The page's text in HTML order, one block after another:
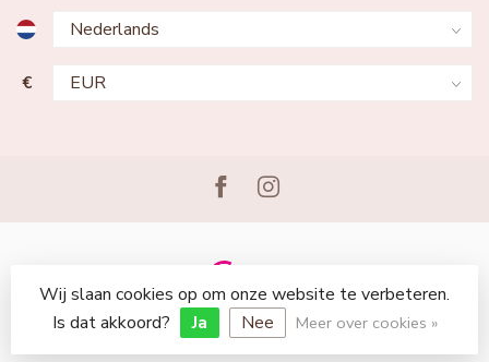
€
© Copyright 2026 Lingerie Voor Jou
Wij slaan cookies op om onze website te verbeteren.
Is dat akkoord?
Ja Nee Meer over cookies »